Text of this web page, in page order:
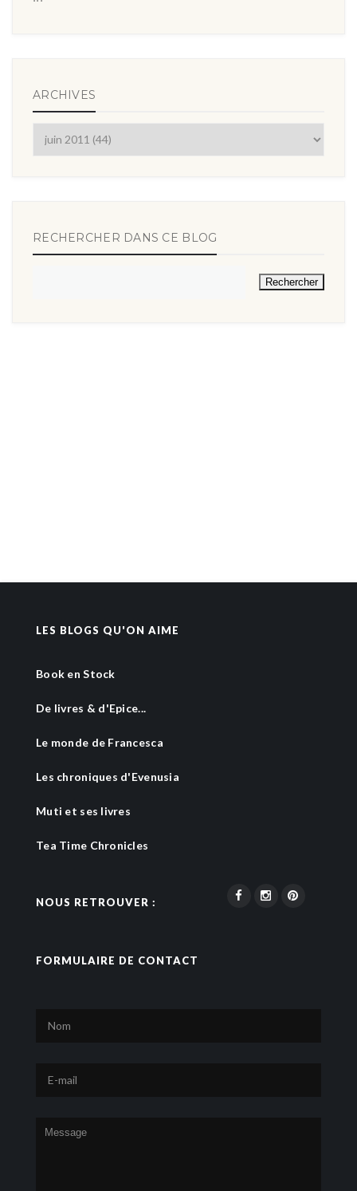
ARCHIVES
RECHERCHER DANS CE BLOG
LES BLOGS QU'ON AIME
Book en Stock
De livres & d'Epice...
Le monde de Francesca
Les chroniques d'Evenusia
Muti et ses livres
Tea Time Chronicles
NOUS RETROUVER :
FORMULAIRE DE CONTACT